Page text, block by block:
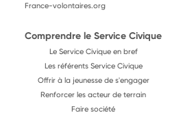
France-volontaires.org
Comprendre le Service Civique
Le Service Civique en bref
Les référents Service Civique
Offrir à la jeunesse de s'engager
Renforcer les acteur de terrain
Faire société